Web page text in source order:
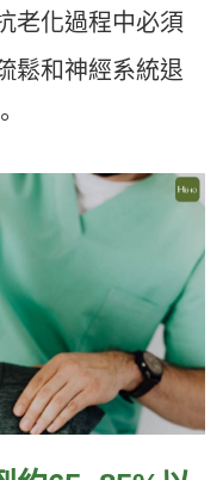
老化過程中必須
鬆和神經系統退